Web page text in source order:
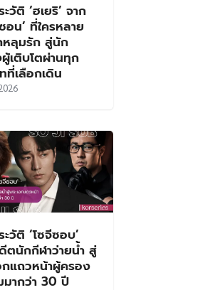
วัติ ‘ฮเยริ’ จาก
อน’ ที่ใครหลาย
ลุมรัก สู่นัก
เติบโตผ่านทุก
ที่เลือกเดิน
วัติ ‘โซจีซอบ’
ตนักกีฬาว่ายน้ำ สู่
กแถวหน้าผู้ครอง
มากว่า 30 ปี